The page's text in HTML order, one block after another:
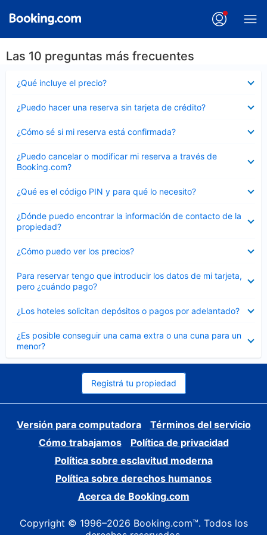
Las 10 preguntas más frecuentes
¿Qué incluye el precio?
cerrado
¿Puedo hacer una reserva sin tarjeta de crédito?
cerrado
¿Cómo sé si mi reserva está confirmada?
cerrado
¿Puedo cancelar o modificar mi reserva a través de
Booking.com?
cerrado
¿Qué es el código PIN y para qué lo necesito?
cerrado
¿Dónde puedo encontrar la información de contacto de la
propiedad?
cerrado
¿Cómo puedo ver los precios?
cerrado
Para reservar tengo que introducir los datos de mi tarjeta,
pero ¿cuándo pago?
cerrado
¿Los hoteles solicitan depósitos o pagos por adelantado?
cerrado
¿Es posible conseguir una cama extra o una cuna para un
menor?
cerrado
Registrá tu propiedad
Versión para computadora
Términos del servicio
Cómo trabajamos
Política de privacidad
Política sobre esclavitud moderna
Política sobre derechos humanos
Acerca de Booking.com
Copyright © 1996–2026 Booking.com™. Todos los